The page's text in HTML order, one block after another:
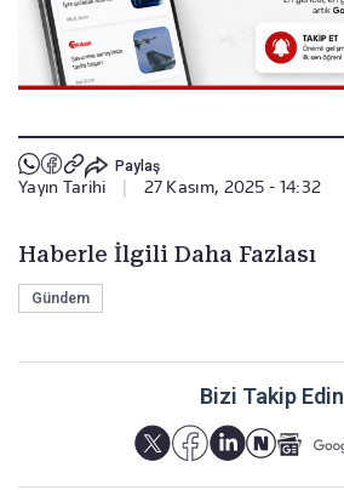
Paylaş
Yayın Tarihi 27 Kasım, 2025 - 14:32
Haberle İlgili Daha Fazlası
Gündem
Bizi Takip Edin